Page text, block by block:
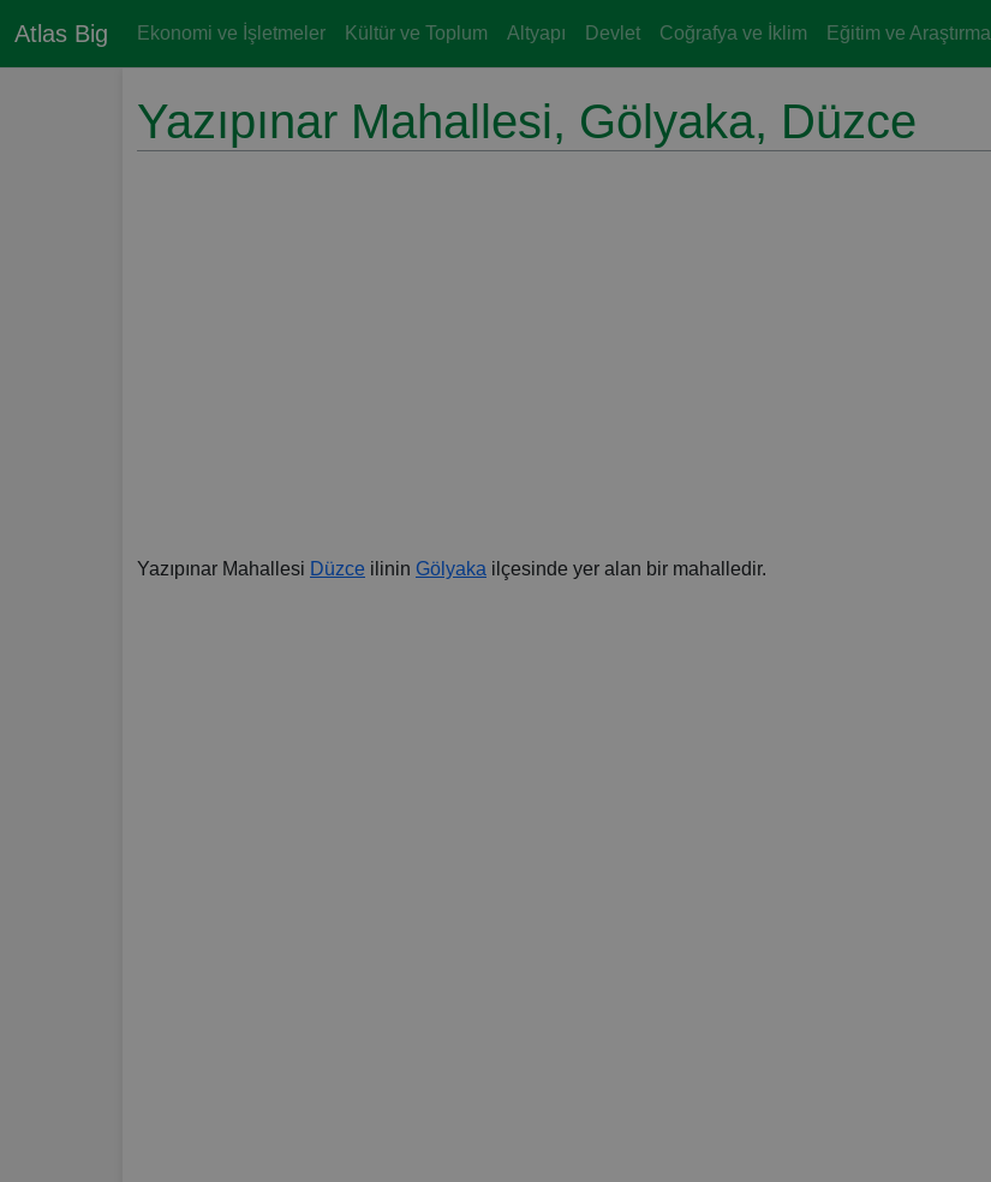
Atlas Big Ekonomi ve İşletmeler Kültür ve Toplum Altyapı Devlet Coğrafya ve İklim Eğitim ve Araştırma
Yazıpınar Mahallesi, Gölyaka, Düzce
Yazıpınar Mahallesi Düzce ilinin Gölyaka ilçesinde yer alan bir mahalledir.